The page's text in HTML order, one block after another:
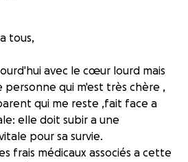
tous,
avec le cœur lourd mais
personne qui m'est très chère ,
qui me reste ,fait face a
elle doit subir a une
pour sa survie.
frais médicaux associés a cette